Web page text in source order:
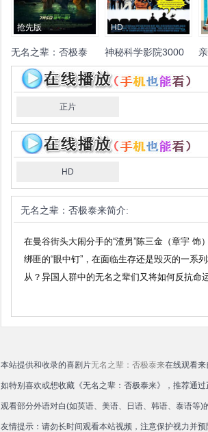
抢先版
无名之辈：否极泰
来
章宇 任素汐 潘斌龙 马吟
国义骞 玛丽莎·安妮塔·
麻明 谢波
蕾亚·蓬富特拉库尔 纳塔
蒙·阿姆卡诺克
HD
神秘科学影院3000
玛
加
正片
HD
无名之辈：否极泰来简介:
在曼谷街头大闹分手的“渣男”陈三金（章宇 饰
绑匪的“眼中钉”，在面临生存还是毁灭的一系
从？异国人群中的无名之辈们又将如何反抗命
本站提供和收录的喜剧片无名之辈：否极泰来在线观看
如特别喜欢或想收藏《无名之辈：否极泰来》，推荐通
观看部分外语对白(如英语、美语、日语、韩语、泰语等
友情提示：请勿长时间观看本站视频，注意保护视力并预